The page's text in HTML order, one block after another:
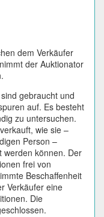
dem Verkäufer
der Auktionator
gebraucht und
auf. Es besteht
zu untersuchen.
wie sie –
Person –
werden können. Der
frei von
Beschaffenheit
Verkäufer eine
Die